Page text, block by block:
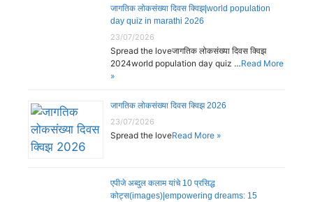
जागतिक लोकसंख्या दिवस क्विझ|world population
day quiz in marathi 2o26
23/07/2026
Spread the loveजागतिक लोकसंख्या दिवस क्विझ
2024world population day quiz …Read More
»
जागतिक लोकसंख्या दिवस क्विझ 2026
23/07/2026
Spread the loveRead More »
एपीजे अब्दुल कलाम यांचे 10 प्रसिद्ध
कोट्स(images)|empowering dreams: 15